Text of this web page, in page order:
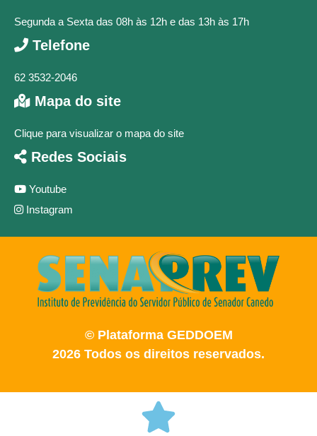
Segunda a Sexta das 08h às 12h e das 13h às 17h
Telefone
62 3532-2046
Mapa do site
Clique para visualizar o mapa do site
Redes Sociais
Youtube
Instagram
© Plataforma GEDDOEM
2026 Todos os direitos reservados.